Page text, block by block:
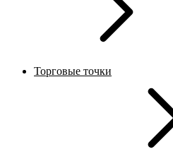
Торговые точки